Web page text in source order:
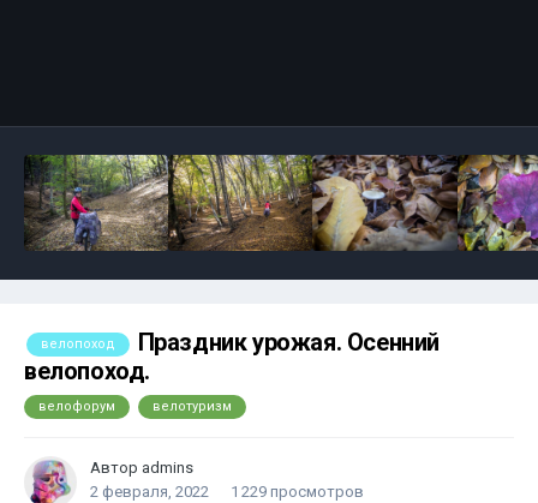
велопоход
Праздник урожая. Осенний
велопоход.
велофорум велотуризм
Автор admins
2 февраля, 2022
1 229 просмотров